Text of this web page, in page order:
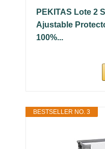
PEKITAS Lote 2
Ajustable
100%...
BESTSELLER NO. 3